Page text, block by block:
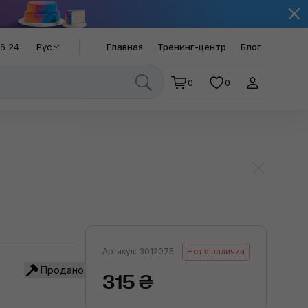
24 Рус Главная Тренинг-центр Блог
0 0
Продано
Артикул: 3012075 Нет в наличии
315 ₴